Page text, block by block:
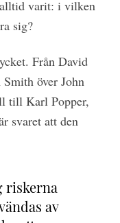
varit: i vilken
sig?
Från David
över John
till Karl Popper,
svaret att den
riskerna
av